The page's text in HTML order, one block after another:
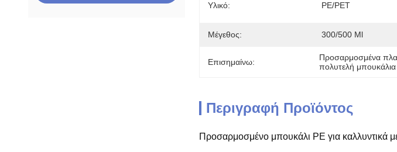
Υλικό: PE/PET
Μέγεθος: 300/500 Ml
Επισημαίνω: Προσαρμοσμένα
πολυτελή
Περιγραφή Προϊόντος
Προσαρμοσμένο μπουκάλι PE για καλλυντικά